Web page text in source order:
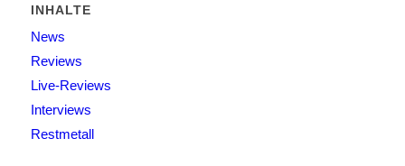
INHALTE
News
Reviews
Live-Reviews
Interviews
Restmetall